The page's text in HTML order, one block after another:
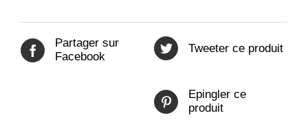
Partager sur
Facebook
Tweeter ce produit
Epingler ce
produit